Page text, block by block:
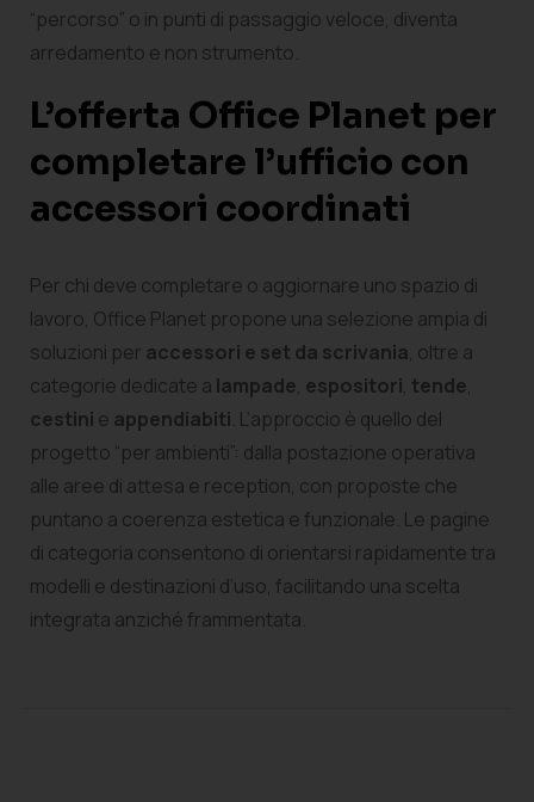
“percorso” o in punti di passaggio veloce, diventa
arredamento e non strumento.
L’offerta Office Planet per
completare l’ufficio con
accessori coordinati
Per chi deve completare o aggiornare uno spazio di
lavoro, Office Planet propone una selezione ampia di
soluzioni per accessori e set da scrivania, oltre a
categorie dedicate a lampade, espositori, tende,
cestini e appendiabiti. L’approccio è quello del
progetto “per ambienti”: dalla postazione operativa
alle aree di attesa e reception, con proposte che
puntano a coerenza estetica e funzionale. Le pagine
di categoria consentono di orientarsi rapidamente tra
modelli e destinazioni d’uso, facilitando una scelta
integrata anziché frammentata.